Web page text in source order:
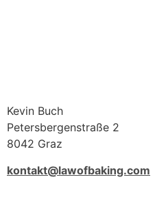
Kevin Buch
Petersbergenstraße 2
8042 Graz
kontakt@lawofbaking.com